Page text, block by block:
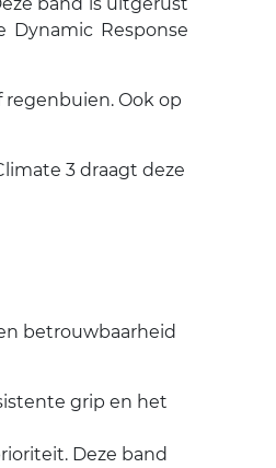
Response
Ook op
3 draagt deze
betrouwbaarheid
grip en het
Deze band